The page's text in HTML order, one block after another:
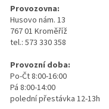
Provozovna:
Husovo nám. 13
767 01 Kroměříž
tel.: 573 330 358
Provozní doba:
Po-Čt 8:00-16:00
Pá 8:00-14:00
polední přestávka 12-13h